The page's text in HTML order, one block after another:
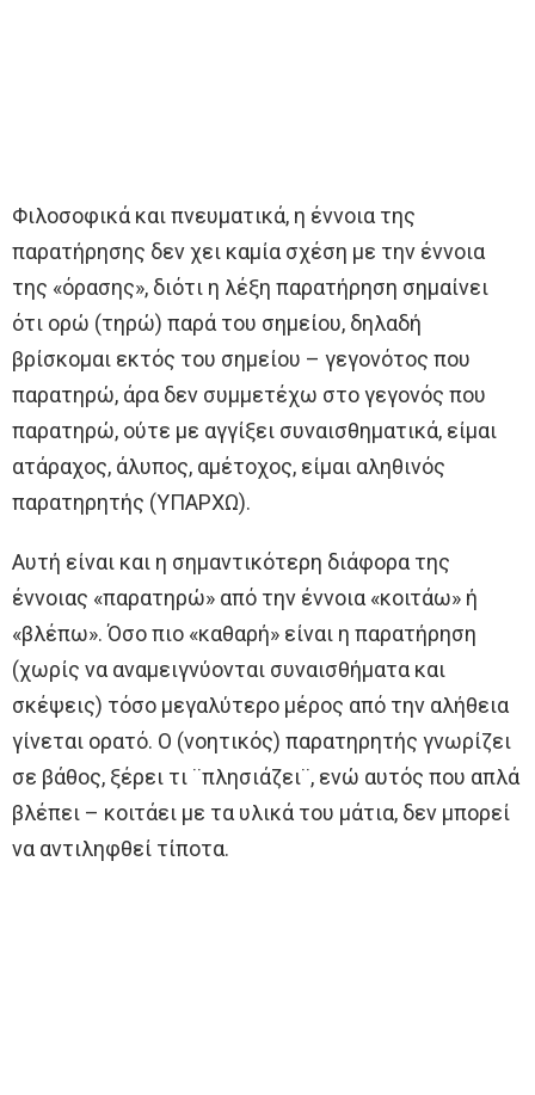
Φιλοσοφικά και πνευματικά, η έννοια της
παρατήρησης δεν χει καμία σχέση με την έννοια
της «όρασης», διότι η λέξη παρατήρηση σημαίνει
ότι ορώ (τηρώ) παρά του σημείου, δηλαδή
βρίσκομαι εκτός του σημείου – γεγονότος που
παρατηρώ, άρα δεν συμμετέχω στο γεγονός που
παρατηρώ, ούτε με αγγίξει συναισθηματικά, είμαι
ατάραχος, άλυπος, αμέτοχος, είμαι αληθινός
παρατηρητής (ΥΠΑΡΧΩ).
Αυτή είναι και η σημαντικότερη διάφορα της
έννοιας «παρατηρώ» από την έννοια «κοιτάω» ή
«βλέπω». Όσο πιο «καθαρή» είναι η παρατήρηση
(χωρίς να αναμειγνύονται συναισθήματα και
σκέψεις) τόσο μεγαλύτερο μέρος από την αλήθεια
γίνεται ορατό. Ο (νοητικός) παρατηρητής γνωρίζει
σε βάθος, ξέρει τι ¨πλησιάζει¨, ενώ αυτός που απλά
βλέπει – κοιτάει με τα υλικά του μάτια, δεν μπορεί
να αντιληφθεί τίποτα.